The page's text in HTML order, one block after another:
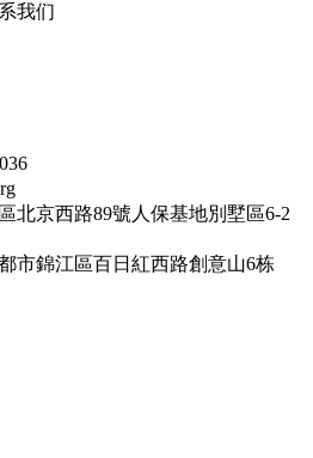
我们
北京西路89號人保基地別墅區6-2
市錦江區百日紅西路創意山6栋